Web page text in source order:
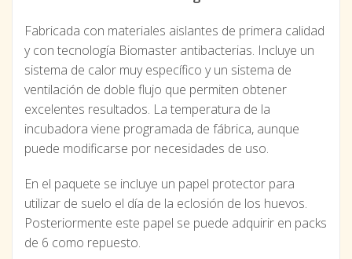
Fabricada con materiales aislantes de primera calidad
y con tecnología Biomaster antibacterias. Incluye un
sistema de calor muy específico y un sistema de
ventilación de doble flujo que permiten obtener
excelentes resultados. La temperatura de la
incubadora viene programada de fábrica, aunque
puede modificarse por necesidades de uso.
En el paquete se incluye un papel protector para
utilizar de suelo el día de la eclosión de los huevos.
Posteriormente este papel se puede adquirir en packs
de 6 como repuesto.